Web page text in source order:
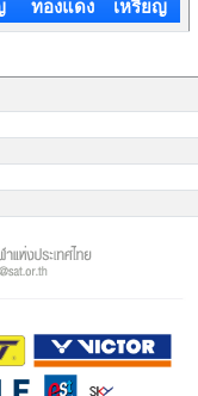
ทองแดง เหรียญ